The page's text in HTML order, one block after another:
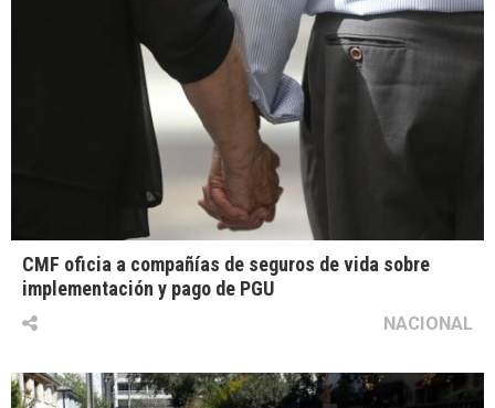
CMF oficia a compañías de seguros de vida sobre
implementación y pago de PGU
NACIONAL